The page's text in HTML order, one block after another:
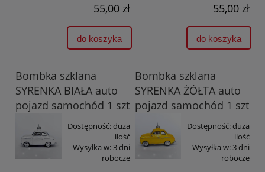
55,00 zł
do koszyka
55,00 zł
do koszyka
Bombka szklana
SYRENKA BIAŁA auto
pojazd samochód 1 szt
Dostępność:duża
ilość
Wysyłka w:3 dni
robocze
Bombka szklana
SYRENKA ŻÓŁTA auto
pojazd samochód 1 szt
Dostępność:duża
ilość
Wysyłka w:3 dni
robocze